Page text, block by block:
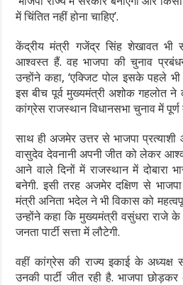
में चिंतित नहीं होना चाहिए’.
केंद्रीय मंत्री गजेंद्र सिंह शेखावत
आश्वस्त हैं. वह भाजपा की चुनाव
उन्होंने कहा, ‘एक्जिट पोल इसके पहले
इस बीच पूर्व मुख्यमंत्री अशोक गहलोत ने
कांग्रेस राजस्थान विधानसभा चुनाव में
साथ ही अजमेर उत्तर से भाजपा प्रत्याशी
वासुदेव देवनानी अपनी जीत को लेकर
आने वाले दिनों में राजस्थान में दोबारा
बनेगी. इसी तरह अजमेर दक्षिण से भाजपा
मंत्री अनिता भदेल ने भी विकास को
उन्होंने कहा कि मुख्यमंत्री वसुंधरा राजे
जनता पार्टी सत्ता में लौटेगी.
वहीं कांग्रेस की राज्य इकाई के अध्यक्ष
उनकी पार्टी जीत रही है. भाजपा छोड़कर